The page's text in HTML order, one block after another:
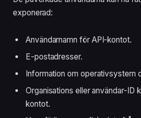
exponerad:
Användarnamn för API-kontot.
E-postadresser.
Information om operativsystem
Organisations eller användar-ID
kontot.